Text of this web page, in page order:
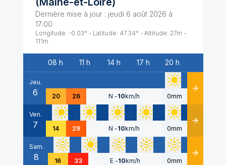
Dernière mise à jour : jeudi 6 août 2026 à
17:00
Longitude: -0.03° - Latitude: 47.34° - Altitude: 27m -
111m
Date
08 h 11 h 14 h 17 h 20 h
Jeu.
6 20 26 N -10km/h 0mm Détails
Ven.
7 14 29 N -10km/h 0mm Détails
Sam.
8 16 33 E -10km/h 0mm Détails